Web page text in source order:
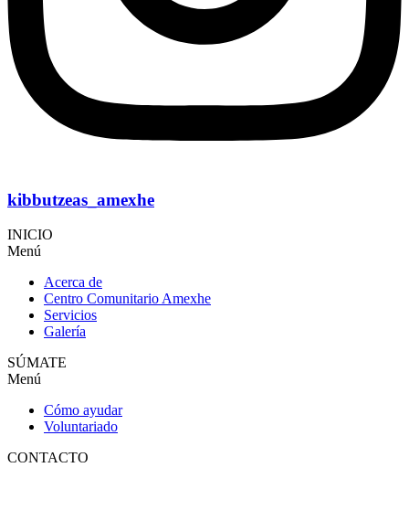
kibbutzeas_amexhe
INICIO
Menú
Acerca de
Centro Comunitario Amexhe
Servicios
Galería
SÚMATE
Menú
Cómo ayudar
Voluntariado
CONTACTO